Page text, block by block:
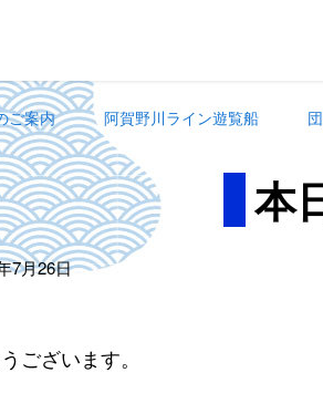
ご案内 阿賀野川ライン遊覧船
本
7月26日
ございます。